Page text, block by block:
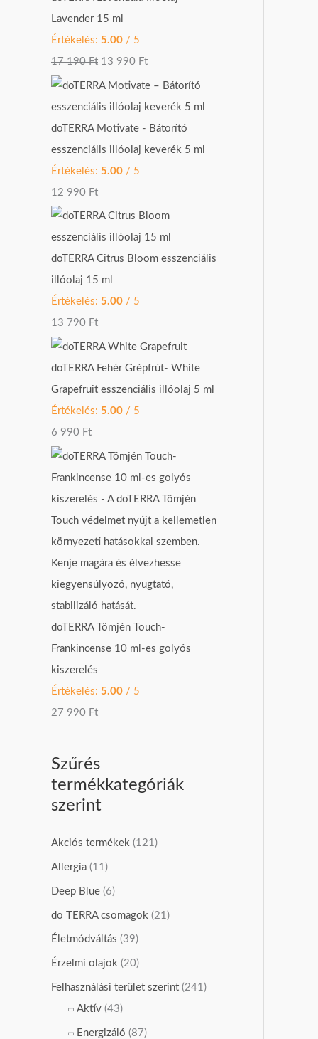
e
z
ő
r
e
:
Lavender 15 ml
Értékelés: 5.00 / 5
17 190Ft
a
s
:
1
7
1
9
0
F
t
.
13 990 Ft3
9
9
0
.
doTERRA Motivate - Bátorító
esszenciális illóolaj keverék 5 ml
Értékelés: 5.00 / 5
12 990 Ft
doTERRA Citrus Bloom esszenciális
illóolaj 15 ml
Értékelés: 5.00 / 5
13 790 Ft
doTERRA Fehér Grépfrút- White
Grapefruit esszenciális illóolaj 5 ml
Értékelés: 5.00 / 5
6 990 Ft
doTERRA Tömjén Touch-
Frankincense 10 ml-es golyós
kiszerelés
Értékelés: 5.00 / 5
27 990 Ft
Szűrés
termékkategóriák
szerint
Akciós termékek (121)
Allergia (11)
Deep Blue (6)
do TERRA csomagok (21)
Életmódváltás (39)
Érzelmi olajok (20)
Felhasználási terület szerint (241)
Aktív (43)
Energizáló (87)